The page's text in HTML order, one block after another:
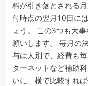
料が引き落とされる
付時点の翌月10日に
ょう。 この3つも大
願いします。 毎月の
与は人別で、経費も
ターネットなど補助
いに、横で比較すれ